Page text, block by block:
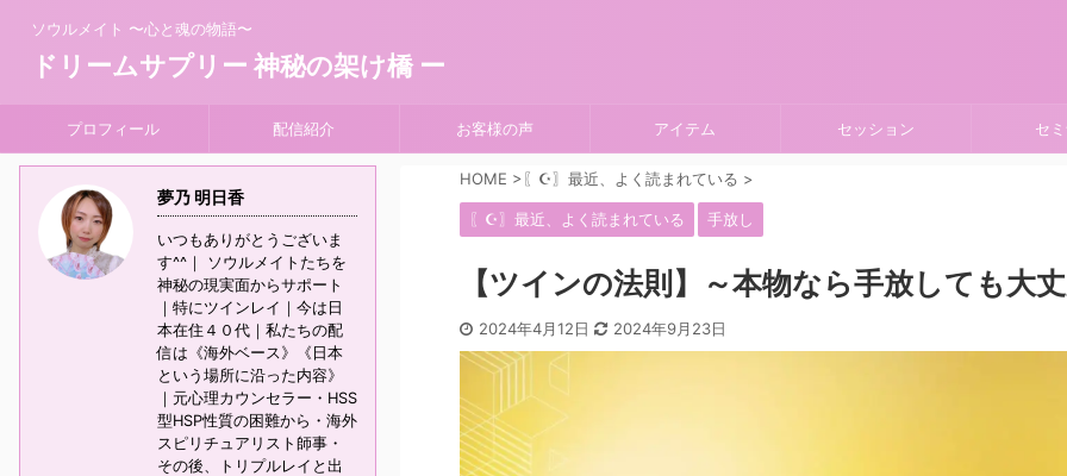
ソウルメイト 〜心と魂の物語〜
ドリームサプリー 神秘の架け橋 ー
プロフィール 配信紹介 お客様の声 アイテム セッション セ
HOME >〖☪︎〗最近、よく読まれている >
〖☪︎〗最近、よく読まれている 手放し
【ツインの法則】～本物なら手放しても大
2024年4月12日 2024年9月23日
夢乃 明日香
いつもありがとうございま
す^^｜ ソウルメイトたちを
神秘の現実面からサポート
｜特にツインレイ｜今は日
本在住４０代｜私たちの配
信は《海外ベース》《日本
という場所に沿った内容》
｜元心理カウンセラー・HSS
型HSP性質の困難から・海外
スピリチュアリスト師事・
その後、トリプルレイと出